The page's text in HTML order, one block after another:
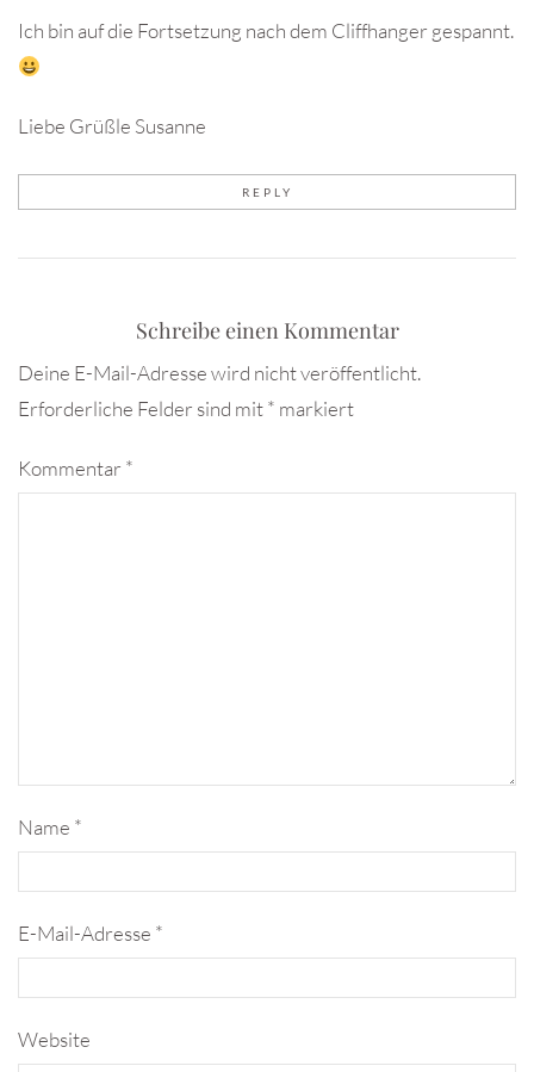
Ich bin auf die Fortsetzung nach dem Cliffhanger gespannt.
Liebe Grüßle Susanne
REPLY
Schreibe einen Kommentar
Deine E-Mail-Adresse wird nicht veröffentlicht.
Erforderliche Felder sind mit* markiert
Kommentar *
Name *
E-Mail-Adresse *
Website